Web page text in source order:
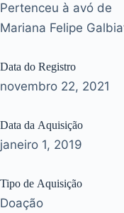
Pertenceu à avó de
Mariana Felipe
Data do Registro
novembro 22, 2021
Data da Aquisição
janeiro 1, 2019
Tipo de Aquisição
Doação